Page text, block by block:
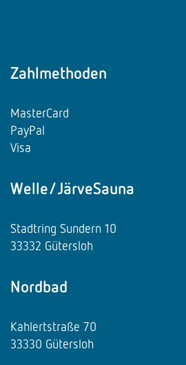
Zahlmethoden
MasterCard
PayPal
Visa
Welle/JärveSauna
Stadtring Sundern 10
33332 Gütersloh
Nordbad
Kahlertstraße 70
33330 Gütersloh